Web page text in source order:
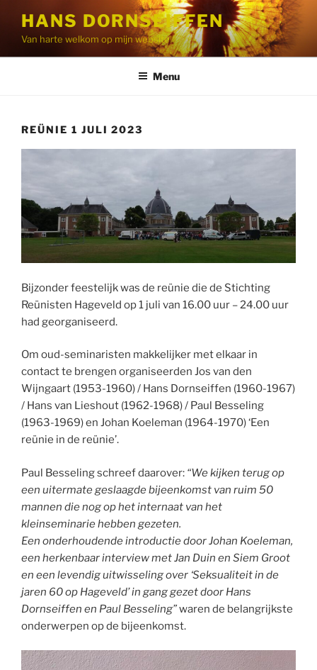
inhoud
HANS DORNSEIFFEN
Van harte welkom op mijn website!
Menu
REÜNIE 1 JULI 2023
Bijzonder feestelijk was de reünie die de Stichting
Reünisten Hageveld op 1 juli van 16.00 uur – 24.00 uur
had georganiseerd.
Om oud-seminaristen makkelijker met elkaar in
contact te brengen organiseerden Jos van den
Wijngaart (1953-1960) / Hans Dornseiffen (1960-1967)
/ Hans van Lieshout (1962-1968) / Paul Besseling
(1963-1969) en Johan Koeleman (1964-1970) ‘Een
reünie in de reünie’.
Paul Besseling schreef daarover: “We kijken terug op
een uitermate geslaagde bijeenkomst van ruim 50
mannen die nog op het internaat van het
kleinseminarie hebben gezeten.
Een onderhoudende introductie door Johan Koeleman,
een herkenbaar interview met Jan Duin en Siem Groot
en een levendig uitwisseling over ‘Seksualiteit in de
jaren 60 op Hageveld’ in gang gezet door Hans
Dornseiffen en Paul Besseling”waren de belangrijkste
onderwerpen op de bijeenkomst.